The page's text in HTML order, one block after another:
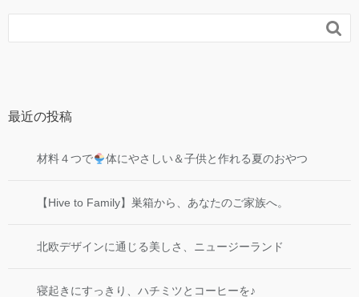

最近の投稿
材料４つで 体にやさしい＆子供と作れる夏のおやつ
【Hive to Family】巣箱から、あなたのご家族へ。
北欧デザインに通じる美しさ、ニュージーランド
寝起きにすっきり、ハチミツとコーヒーを♪